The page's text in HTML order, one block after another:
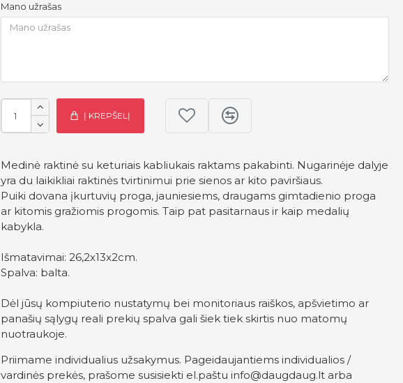
Mano užrašas
Į KREPŠELĮ
Medinė raktinė su keturiais kabliukais raktams pakabinti. Nugarinėje dalyje
yra du laikikliai raktinės tvirtinimui prie sienos ar kito paviršiaus.
Puiki dovana įkurtuvių proga, jauniesiems, draugams gimtadienio proga
ar kitomis gražiomis progomis. Taip pat pasitarnaus ir kaip medalių
kabykla.
Išmatavimai: 26,2x13x2cm.
Spalva: balta.
​Dėl jūsų kompiuterio nustatymų bei monitoriaus raiškos, apšvietimo ar
panašių sąlygų reali prekių spalva gali šiek tiek skirtis nuo matomų
nuotraukoje.
Priimame individualius užsakymus. Pageidaujantiems individualios /
vardinės prekės, prašome susisiekti el.paštuinfo@daugdaug.lt arba